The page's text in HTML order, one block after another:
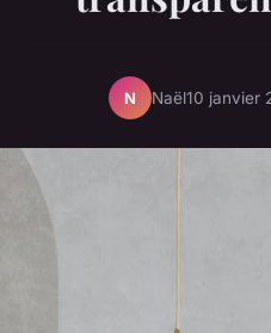
N Naël10 janvier